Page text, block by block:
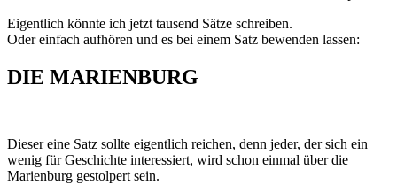
Eigentlich könnte ich jetzt tausend Sätze schreiben.
Oder einfach aufhören und es bei einem Satz bewenden lassen:
DIE MARIENBURG
Dieser eine Satz sollte eigentlich reichen, denn jeder, der sich ein
wenig für Geschichte interessiert, wird schon einmal über die
Marienburg gestolpert sein.